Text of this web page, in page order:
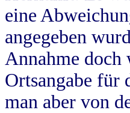
eine
angegeben
Annahme
Ortsangabe für
man aber von